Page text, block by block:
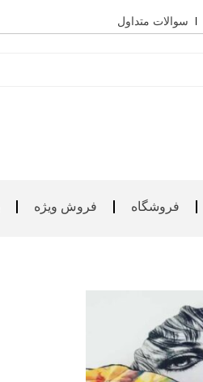
سوالات متداول
فروشگاه فروش ویژه